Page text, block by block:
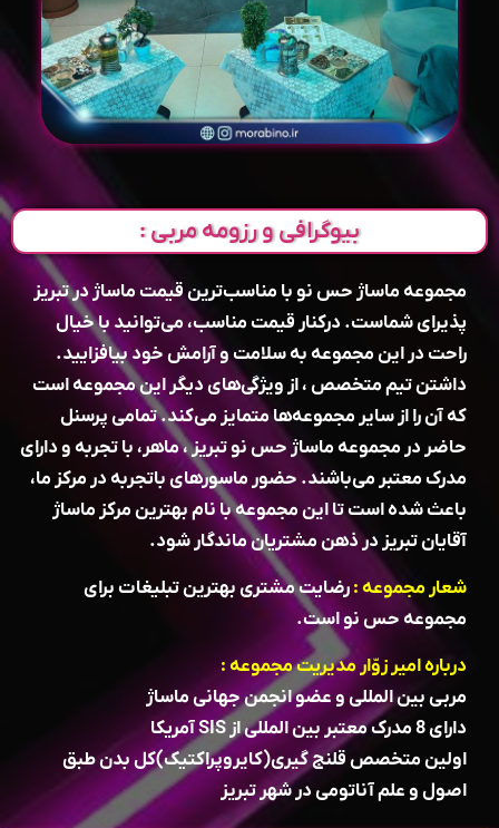
بیوگرافی و رزومه مربی :
مجموعه ماساژ حس نو با مناسب‌ترین قیمت ماساژ در تبریز
پذیرای شماست. درکنار قیمت مناسب، می‌توانید با خیال
راحت در این مجموعه به سلامت و آرامش خود بیافزایید.
داشتن تیم متخصص ، از ویژگی‌های دیگر این مجموعه است
که آن را از سایر مجموعه‌ها متمایز می‌کند. تمامی پرسنل
حاضر در مجموعه ماساژ حس نو تبریز ، ماهر، با تجربه و دارای
مدرک معتبر می‌باشند. حضور ماسورهای باتجربه در مرکز ما،
باعث شده است تا این مجموعه با نام بهترین مرکز ماساژ
آقایان تبریز در ذهن مشتریان ماندگار شود.
شعار مجموعه :رضایت مشتری بهترین تبلیغات برای
مجموعه حس نو است.
درباره امیر زوّار مدیریت مجموعه :
مربی بین المللی و عضو انجمن جهانی ماساژ
دارای 8 مدرک معتبر بین المللی از SIS آمریکا
اولین متخصص قلنج گیری(کایروپراکتیک)کل بدن طبق
اصول و علم آناتومی در شهر تبریز